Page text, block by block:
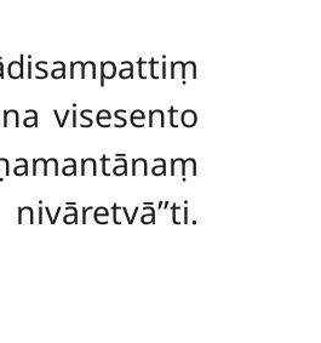
visesento